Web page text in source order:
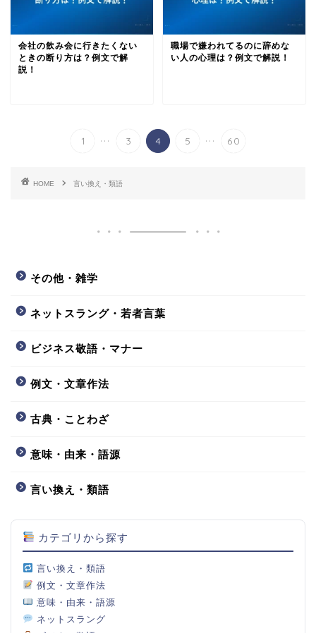
会社の飲み会に行きたくない
ときの断り方は？例文で解
説！
職場で嫌われてるのに辞めな
い人の心理は？例文で解説！
1 ... 3 4 5 ... 60
HOME 言い換え・類語
その他・雑学
ネットスラング・若者言葉
ビジネス敬語・マナー
例文・文章作法
古典・ことわざ
意味・由来・語源
言い換え・類語
カテゴリから探す
言い換え・類語
例文・文章作法
意味・由来・語源
ネットスラング